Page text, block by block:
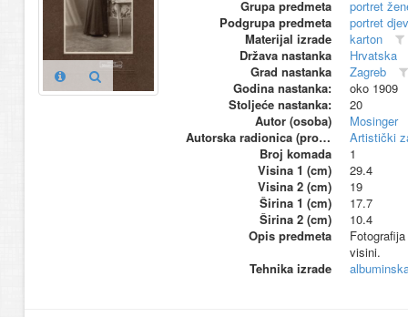
Grupa predmeta
portret
Podgrupa predmeta
portret
Materijal izrade
karton
Država nastanka
Hrvatska
Grad nastanka
Zagreb
Godina nastanka:
oko 1909
Stoljeće nastanka:
20
Autor (osoba)
Mosinger
Autorska radionica (proizvođač)
Artistički
Broj komada
1
Visina 1 (cm)
29.4
Visina 2 (cm)
19
Širina 1 (cm)
17.7
Širina 2 (cm)
10.4
Opis predmeta
visini.
Tehnika izrade